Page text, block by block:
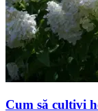
Cum să cultivi